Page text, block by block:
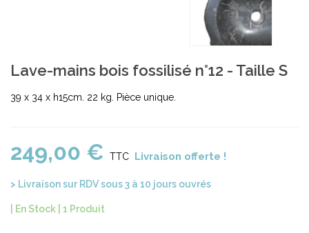
Lave-mains bois fossilisé n°12 - Taille S
39 x 34 x h15cm. 22 kg. Pièce unique.
249,00 € TTC Livraison offerte !
> Livraison sur RDV sous 3 à 10 jours ouvrés
| En Stock | 1 Produit